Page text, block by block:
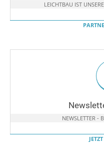
LEICHTBAU IST
NEWSLETTER -